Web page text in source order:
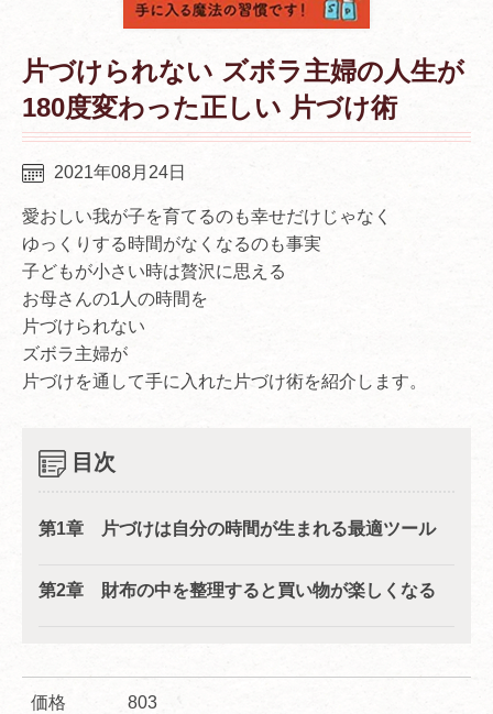
片づけられない ズボラ主婦の人生が
180度変わった正しい 片づけ術
2021年08月24日
愛おしい我が子を育てるのも幸せだけじゃなく
ゆっくりする時間がなくなるのも事実
子どもが小さい時は贅沢に思える
お母さんの1人の時間を
片づけられない
ズボラ主婦が
片づけを通して手に入れた片づけ術を紹介します。
目次
第1章 片づけは自分の時間が生まれる最適ツール
第2章 財布の中を整理すると買い物が楽しくなる
価格 803